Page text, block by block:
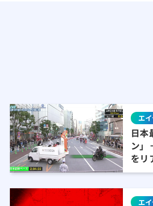
エ
日本
ン」
をリ
エ